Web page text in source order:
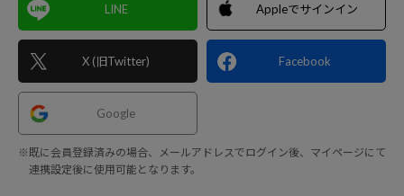
LINE
X (旧Twitter)
Appleでサインイン
Facebook
Google
※既に会員登録済みの場合、メールアドレスでログイン後、マイページにて
連携設定後に使用可能となります。